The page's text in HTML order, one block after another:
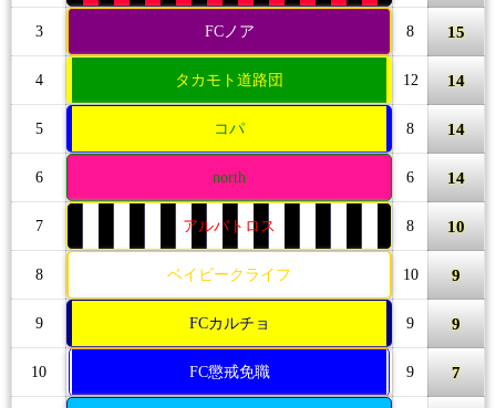
3 FCノア 8 15
4 タカモト道路団 12 14
5 コパ 8 14
6 north 6 14
7 アルバトロス 8 10
8 ベイビークライフ 10 9
9 FCカルチョ 9 9
10 FC懲戒免職 9 7